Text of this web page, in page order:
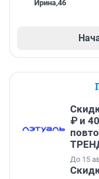
Ирина,46
₽ и
До 15